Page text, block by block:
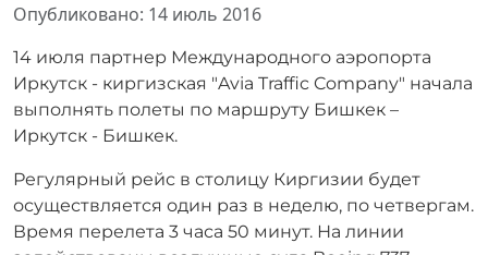
Информация о материале
Опубликовано: 14 июль 2016
14 июля партнер Международного аэропорта
Иркутск - киргизская "Avia Traffic Company" начала
выполнять полеты по маршруту Бишкек –
Иркутск - Бишкек.
Регулярный рейс в столицу Киргизии будет
осуществляется один раз в неделю, по четвергам.
Время перелета 3 часа 50 минут. На линии